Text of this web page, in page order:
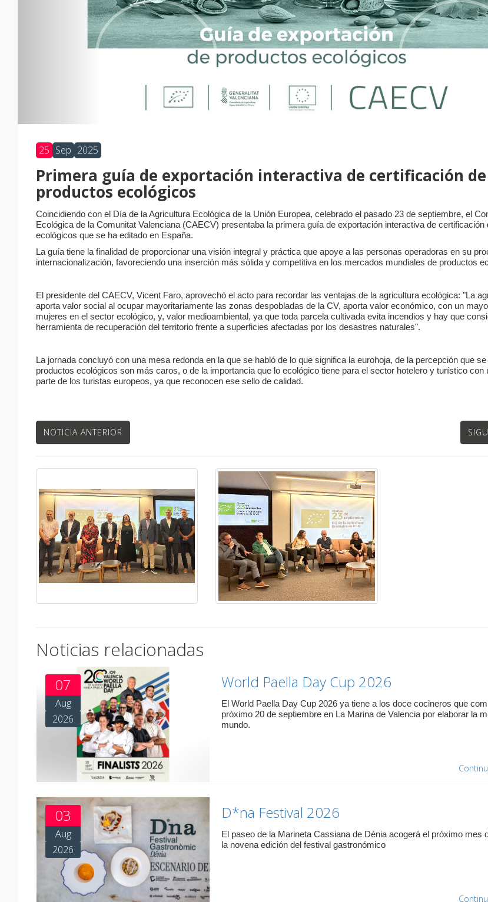
25 Sep 2025
Primera guía de exportación interactiva de certificación de
productos ecológicos
Coincidiendo con el Día de la Agricultura Ecológica de la Unión Europea, celebrado el pasado 23 de septiembre, el
Ecológica de la Comunitat Valenciana (CAECV) presentaba la primera guía de exportación interactiva de certificación
ecológicos que se ha editado en España.
La guía tiene la finalidad de proporcionar una visión integral y práctica que apoye a las personas operadoras en su
internacionalización, favoreciendo una inserción más sólida y competitiva en los mercados mundiales de productos
El presidente del CAECV, Vicent Faro, aprovechó el acto para recordar las ventajas de la agricultura ecológica: "La
aporta valor social al ocupar mayoritariamente las zonas despobladas de la CV, aporta valor económico, con un
mujeres en el sector ecológico, y, valor medioambiental, ya que toda parcela cultivada evita incendios y hay que
herramienta de recuperación del territorio frente a superficies afectadas por los desastres naturales".
La jornada concluyó con una mesa redonda en la que se habló de lo que significa la eurohoja, de la percepción que
productos ecológicos son más caros, o de la importancia que lo ecológico tiene para el sector hotelero y turístico con
parte de los turistas europeos, ya que reconocen ese sello de calidad.
NOTICIA ANTERIOR
Noticias relacionadas
07
Aug
2026
World Paella Day Cup 2026
El World Paella Day Cup 2026 ya tiene a los doce cocineros que
próximo 20 de septiembre en La Marina de Valencia por elaborar la
mundo.
03
Aug
2026
D*na Festival 2026
El paseo de la Marineta Cassiana de Dénia acogerá el próximo mes
la novena edición del festival gastronómico